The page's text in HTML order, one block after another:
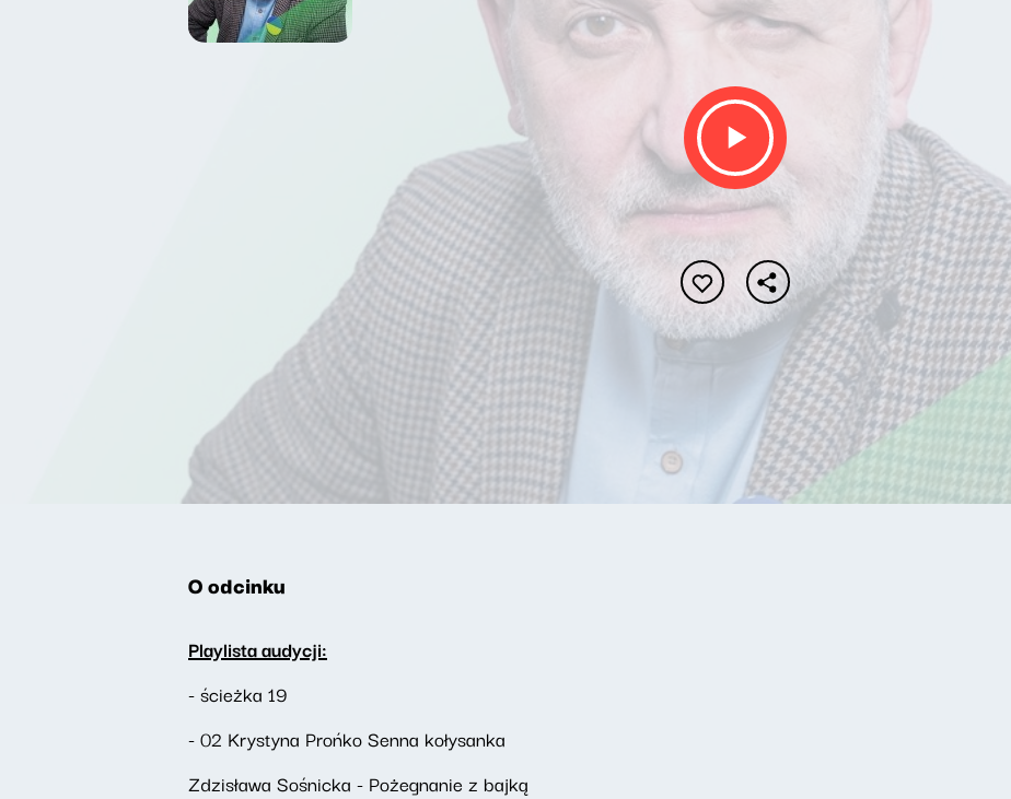
O odcinku
Playlista audycji:
- ścieżka 19
- 02 Krystyna Prońko Senna kołysanka
Zdzisława Sośnicka - Pożegnanie z bajką